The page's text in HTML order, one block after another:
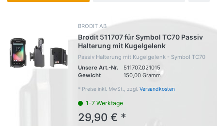
BRODIT AB
Brodit 511707 für Symbol TC70 Passiv
Halterung mit Kugelgelenk
Passiv Halterung mit Kugelgelenk - Symbol TC70
Unsere Art.-Nr.
511707_021015
Gewicht
150,00 Gramm
* Preise inkl. MwSt., zzgl. Versandkosten
1-7 Werktage
29,90 € *